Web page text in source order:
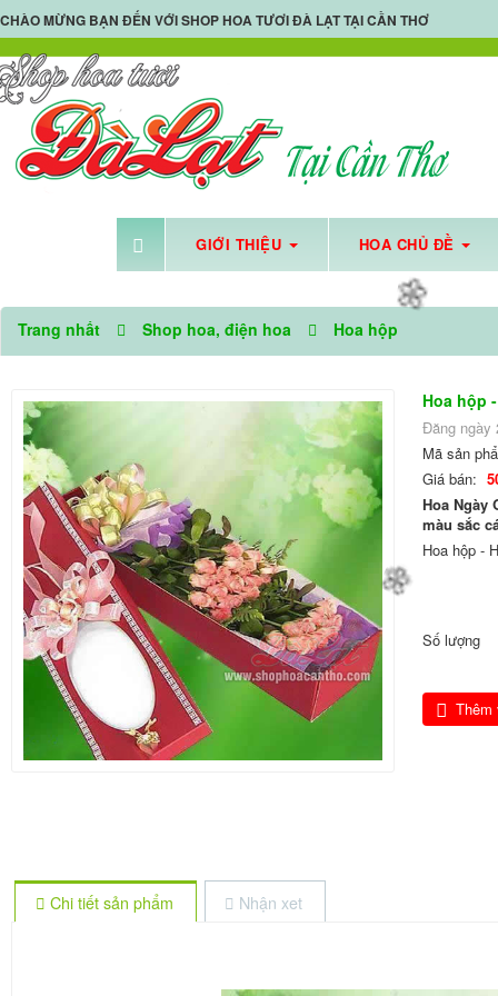
GIỚI THIỆU HOA CHỦ ĐỀ
SHOP HOA TƯƠI
CHÀO MỪNG BẠN ĐẾN VỚISHOP HOA TƯƠI ĐÀ LẠT TẠI CẦN THƠ
Trang nhất Shop hoa, điện hoa Hoa hộp
Hoa hộp
Đăng ngày
Mã sản
Giá bán:
Hoa Ngày
màu sắc
Hoa hộp -
Số lượng
Thêm
Chi tiết sản phẩm Nhận xet
🌼
🌼